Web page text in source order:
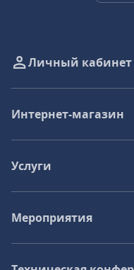
Личный кабинет
Интернет-магазин
Услуги
Мероприятия